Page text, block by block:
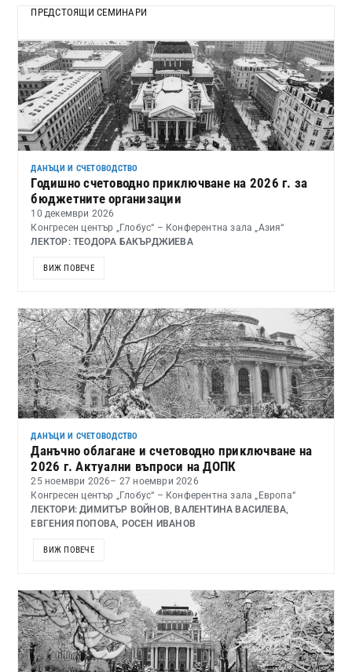
ПРЕДСТОЯЩИ СЕМИНАРИ
ДАНЪЦИ И СЧЕТОВОДСТВО
Годишно счетоводно приключване на 2026 г. за
бюджетните организации
10 декември 2026
Конгресен център „Глобус“ – Конферентна зала „Азия“
ЛЕКТОР: ТЕОДОРА БАКЪРДЖИЕВА
ВИЖ ПОВЕЧЕ
ДАНЪЦИ И СЧЕТОВОДСТВО
Данъчно облагане и счетоводно приключване на
2026 г. Актуални въпроси на ДОПК
25 ноември 2026– 27 ноември 2026
Конгресен център „Глобус“ – Конферентна зала „Европа“
ЛЕКТОРИ: ДИМИТЪР ВОЙНОВ, ВАЛЕНТИНА ВАСИЛЕВА,
ЕВГЕНИЯ ПОПОВА, РОСЕН ИВАНОВ
ВИЖ ПОВЕЧЕ